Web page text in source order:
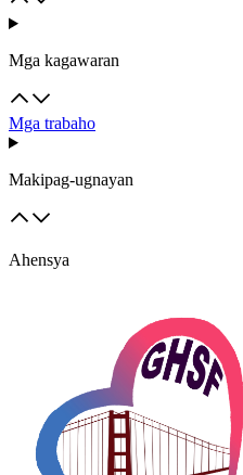
Mga kagawaran
Mga trabaho
Makipag-ugnayan
Ahensya